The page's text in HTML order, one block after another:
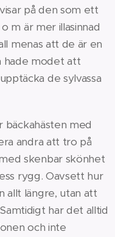
på den som ett
m är mer illasinnad
menas att de är en
hade modet att
de sylvassa
bäckahästen med
andra att tro på
skenbar skönhet
rygg. Oavsett hur
allt längre, utan att
har det alltid
och inte